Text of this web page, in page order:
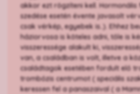
akkor ezt rögzíteni kell.
szedése esetén évente javasolt
csak vérkép, egyebek is..). Ehhez
háziorvosa is köteles adni, tőle is
visszeressége alakult ki,
van, a családban is volt, illetve a
családtagok esetében fordult elő
trombózis centrumot ( speciális
keressen fel a panaszaival ( a